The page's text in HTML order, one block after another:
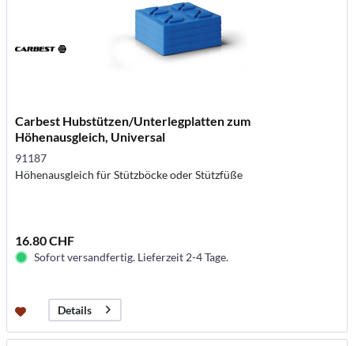
Carbest Hubstützen/Unterlegplatten zum
Höhenausgleich, Universal
91187
Höhenausgleich für Stützböcke oder Stützfüße
16.80 CHF
Sofort versandfertig. Lieferzeit 2-4 Tage.
Details